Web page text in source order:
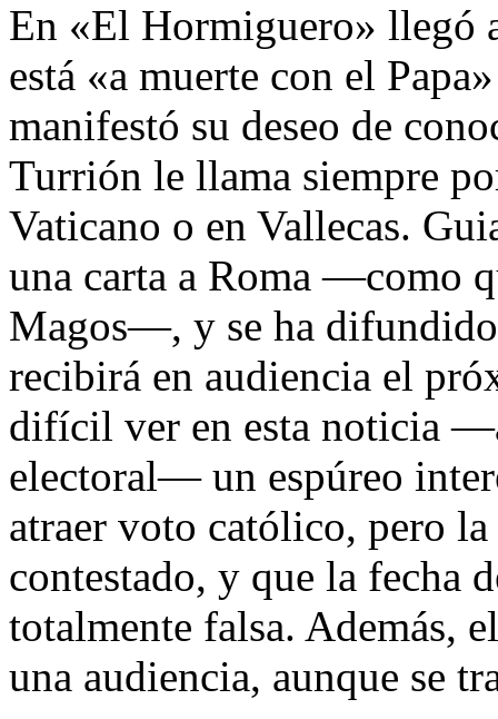
En «El Hormiguero» llegó
está «a muerte con el
manifestó su deseo de
Turrión le llama siempre
Vaticano o en Vallecas.
una carta a Roma ―como
Magos―, y se ha
recibirá en audiencia el
difícil ver en esta noticia
electoral― un espúreo
atraer voto católico, pero
contestado, y que la fecha
totalmente falsa. Además,
una audiencia, aunque se